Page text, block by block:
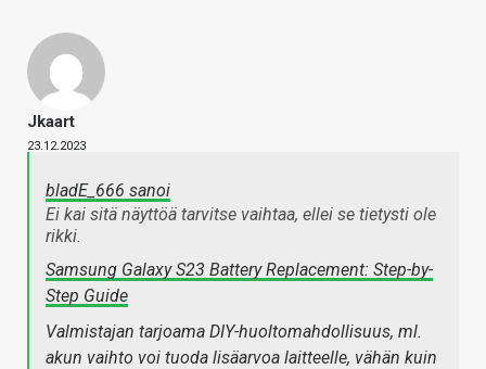
Jkaart
23.12.2023
bladE_666 sanoi
Ei kai sitä näyttöä tarvitse vaihtaa, ellei se tietysti ole
rikki.
Samsung Galaxy S23 Battery Replacement: Step-by-
Step Guide
Valmistajan tarjoama DIY-huoltomahdollisuus, ml.
akun vaihto voi tuoda lisäarvoa laitteelle, vähän kuin